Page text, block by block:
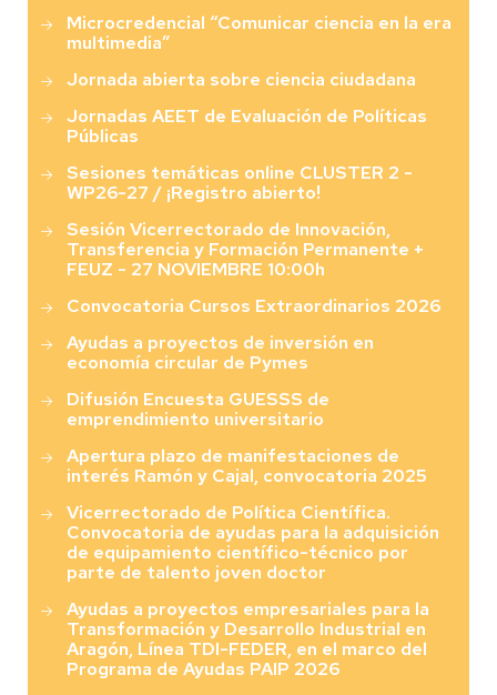
Microcredencial “Comunicar ciencia en la era
multimedia”
Jornada abierta sobre ciencia ciudadana
Jornadas AEET de Evaluación de Políticas
Públicas
Sesiones temáticas online CLUSTER 2 -
WP26-27 / ¡Registro abierto!
Sesión Vicerrectorado de Innovación,
Transferencia y Formación Permanente +
FEUZ - 27 NOVIEMBRE 10:00h
Convocatoria Cursos Extraordinarios 2026
Ayudas a proyectos de inversión en
economía circular de Pymes
Difusión Encuesta GUESSS de
emprendimiento universitario
Apertura plazo de manifestaciones de
interés Ramón y Cajal, convocatoria 2025
Vicerrectorado de Política Científica.
Convocatoria de ayudas para la adquisición
de equipamiento científico-técnico por
parte de talento joven doctor
Ayudas a proyectos empresariales para la
Transformación y Desarrollo Industrial en
Aragón, Línea TDI-FEDER, en el marco del
Programa de Ayudas PAIP 2026